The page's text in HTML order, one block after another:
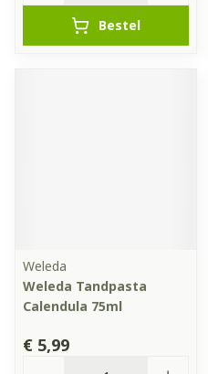
Bestel
Weleda
Weleda Tandpasta
Calendula 75ml
€ 5,99